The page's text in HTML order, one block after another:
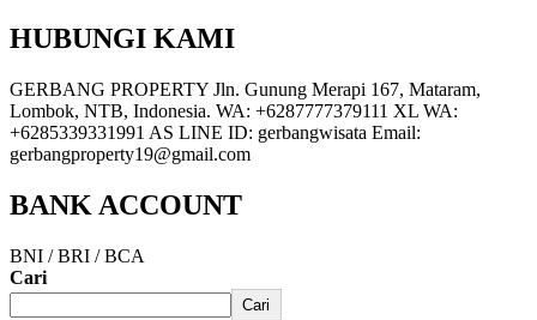
HUBUNGI KAMI
GERBANG PROPERTY Jln. Gunung Merapi 167, Mataram,
Lombok, NTB, Indonesia. WA: +6287777379111 XL WA:
+6285339331991 AS LINE ID: gerbangwisata Email:
gerbangproperty19@gmail.com
BANK ACCOUNT
BNI / BRI / BCA
Cari
Cari